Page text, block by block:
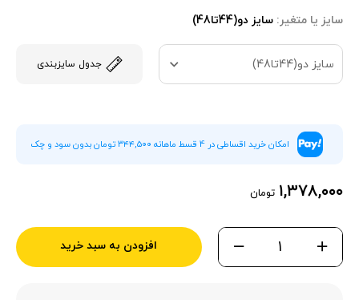
سایز یا متغیر: سایز دو(44تا48)
سایز دو(44تا48) جدول سایزبندی
امکان خرید اقساطی در 4 قسط ماهانه ۳۴۴,۵۰۰ تومان بدون سود و چک
۱,۳۷۸,۰۰۰ تومان
افزودن به سبد خرید